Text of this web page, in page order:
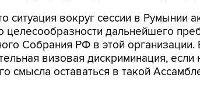
ситуация вокруг сессии в Румынии
целесообразности дальнейшего
Собрания РФ в этой организации.
визовая дискриминация,
смысла оставаться в такой